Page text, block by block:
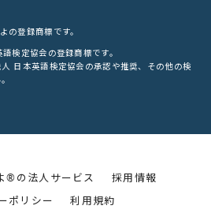
の登録商標です。
検定協会の登録商標です。
日本英語検定協会の承認や推奨、その他の検
®の法人サービス
採用情報
ポリシー
利用規約